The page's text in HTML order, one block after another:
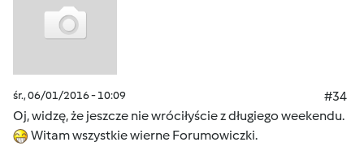
śr., 06/01/2016 - 10:09
#34
Oj, widzę, że jeszcze nie wróciłyście z długiego weekendu.
Witam wszystkie wierne Forumowiczki.